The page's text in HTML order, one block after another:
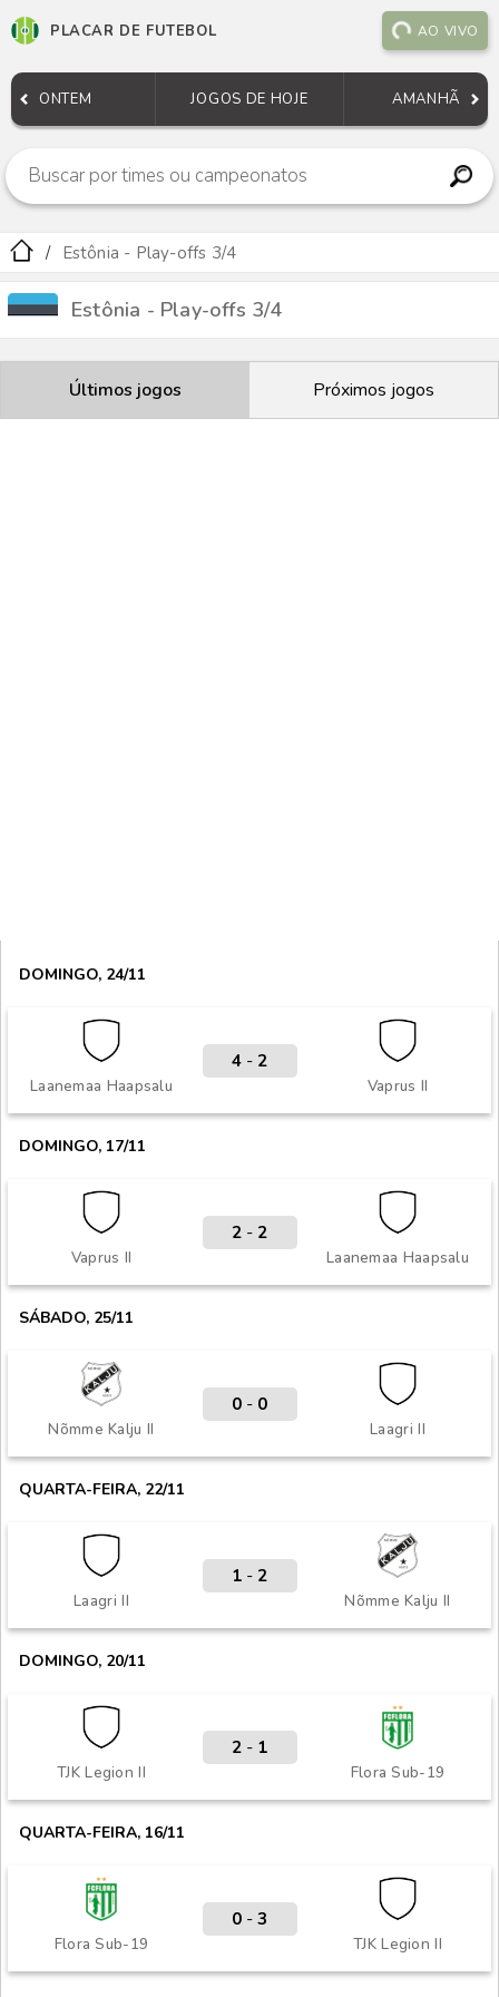
PLACAR DE FUTEBOL AO VIVO
ONTEM JOGOS DE HOJE AMANHÃ
Estônia - Play-offs 3/4
Estônia - Play-offs 3/4
Últimos jogos Próximos jogos
DOMINGO, 24/11
Laanemaa Haapsalu Vaprus II
4 - 2
DOMINGO, 17/11
Vaprus II Laanemaa Haapsalu
2 - 2
SÁBADO, 25/11
Nõmme Kalju II Laagri II
0 - 0
QUARTA-FEIRA, 22/11
Laagri II Nõmme Kalju II
1 - 2
DOMINGO, 20/11
TJK Legion II Flora Sub-19
2 - 1
QUARTA-FEIRA, 16/11
Flora Sub-19 TJK Legion II
0 - 3